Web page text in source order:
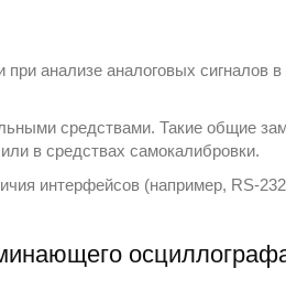
анализе аналоговых сигналов
средствами. Такие общие
в средствах самокалибровки.
интерфейсов (например, RS-